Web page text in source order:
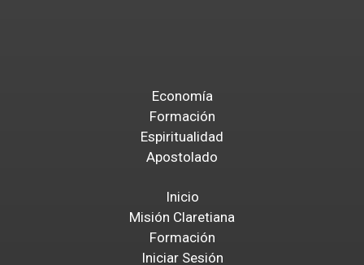
Economía
Formación
Espiritualidad
Apostolado
Inicio
Misión Claretiana
Formación
Iniciar Sesión